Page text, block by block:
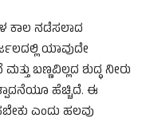
ಕಾಲ ನಡೆಸಲಾದ
ಯಾವುದೇ
ಬಣ್ಣವಿಲ್ಲದ ಶುದ್ಧ ನೀರು
ಹೆಚ್ಚಿದೆ. ಈ
ಎಂದು ಹಲವು